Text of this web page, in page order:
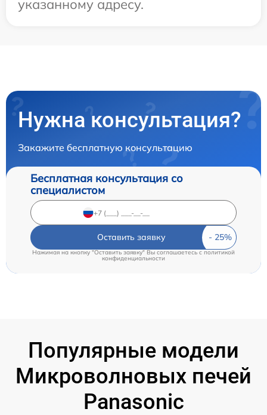
указанному адресу.
Нужна консультация?
Закажите бесплатную консультацию
Бесплатная консультация со
специалистом
Оставить заявку
Нажимая на кнопку "Оставить заявку" Вы соглашаетесь cполитикой
конфиденциальности
Популярные модели
Микроволновых печей
Panasonic